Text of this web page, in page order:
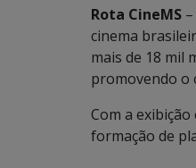
Rota CineMS
cinema
mais de 18 mil
promovendo o
Com a
formação de